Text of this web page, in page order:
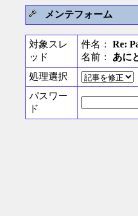
メンテフォーム
対象スレ
ッド
件名： Re:
名前： あに
処理選択
パスワー
ド